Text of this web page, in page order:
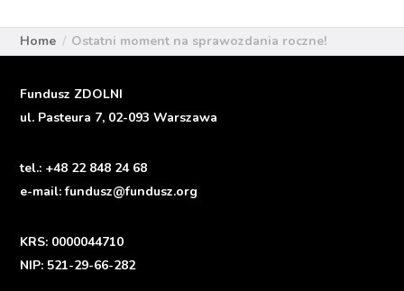
Home Ostatni moment na sprawozdania roczne!
Fundusz ZDOLNI
ul. Pasteura 7, 02-093 Warszawa
tel.: +48 22 848 24 68
e-mail:fundusz@fundusz.org
KRS: 0000044710
NIP: 521-29-66-282